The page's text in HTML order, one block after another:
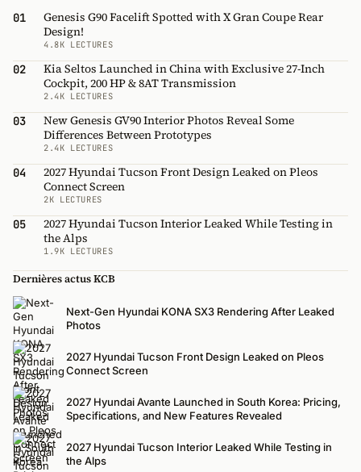
01
Genesis G90 Facelift Spotted with X Gran Coupe Rear
Design!
4.8K LECTURES
02
Kia Seltos Launched in China with Exclusive 27-Inch
Cockpit, 200 HP & 8AT Transmission
2.4K LECTURES
03
New Genesis GV90 Interior Photos Reveal Some
Differences Between Prototypes
2.4K LECTURES
04
2027 Hyundai Tucson Front Design Leaked on Pleos
Connect Screen
2K LECTURES
05
2027 Hyundai Tucson Interior Leaked While Testing in
the Alps
1.9K LECTURES
Dernières actus KCB
Next-Gen Hyundai KONA SX3 Rendering After Leaked
Photos
2027 Hyundai Tucson Front Design Leaked on Pleos
Connect Screen
2027 Hyundai Avante Launched in South Korea: Pricing,
Specifications, and New Features Revealed
2027 Hyundai Tucson Interior Leaked While Testing in
the Alps